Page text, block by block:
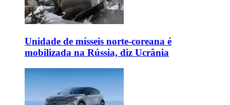
Unidade de mísseis norte-coreana é
mobilizada na Rússia, diz Ucrânia